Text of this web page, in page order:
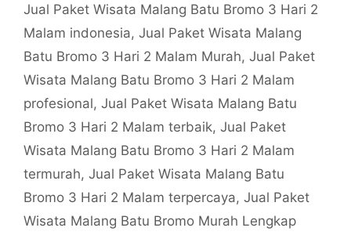
Jual Paket Wisata Malang Batu Bromo 3 Hari 2
Malam indonesia, Jual Paket Wisata Malang
Batu Bromo 3 Hari 2 Malam Murah, Jual Paket
Wisata Malang Batu Bromo 3 Hari 2 Malam
profesional, Jual Paket Wisata Malang Batu
Bromo 3 Hari 2 Malam terbaik, Jual Paket
Wisata Malang Batu Bromo 3 Hari 2 Malam
termurah, Jual Paket Wisata Malang Batu
Bromo 3 Hari 2 Malam terpercaya, Jual Paket
Wisata Malang Batu Bromo Murah Lengkap